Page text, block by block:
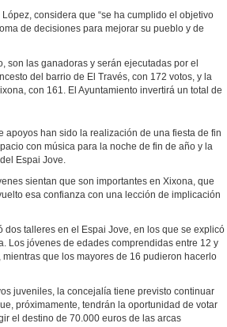
considera que “se ha cumplido el objetivo
de decisiones para mejorar su pueblo y de
son las ganadoras y serán ejecutadas por el
del barrio de El Través, con 172 votos, y la
con 161. El Ayuntamiento invertirá un total de
han sido la realización de una fiesta de fin
con música para la noche de fin de año y la
Espai Jove.
sientan que son importantes en Xixona, que
esa confianza con una lección de implicación
talleres en el Espai Jove, en los que se explicó
Los jóvenes de edades comprendidas entre 12 y
que los mayores de 16 pudieron hacerlo
juveniles, la concejalía tiene previsto continuar
próximamente, tendrán la oportunidad de votar
el destino de 70.000 euros de las arcas